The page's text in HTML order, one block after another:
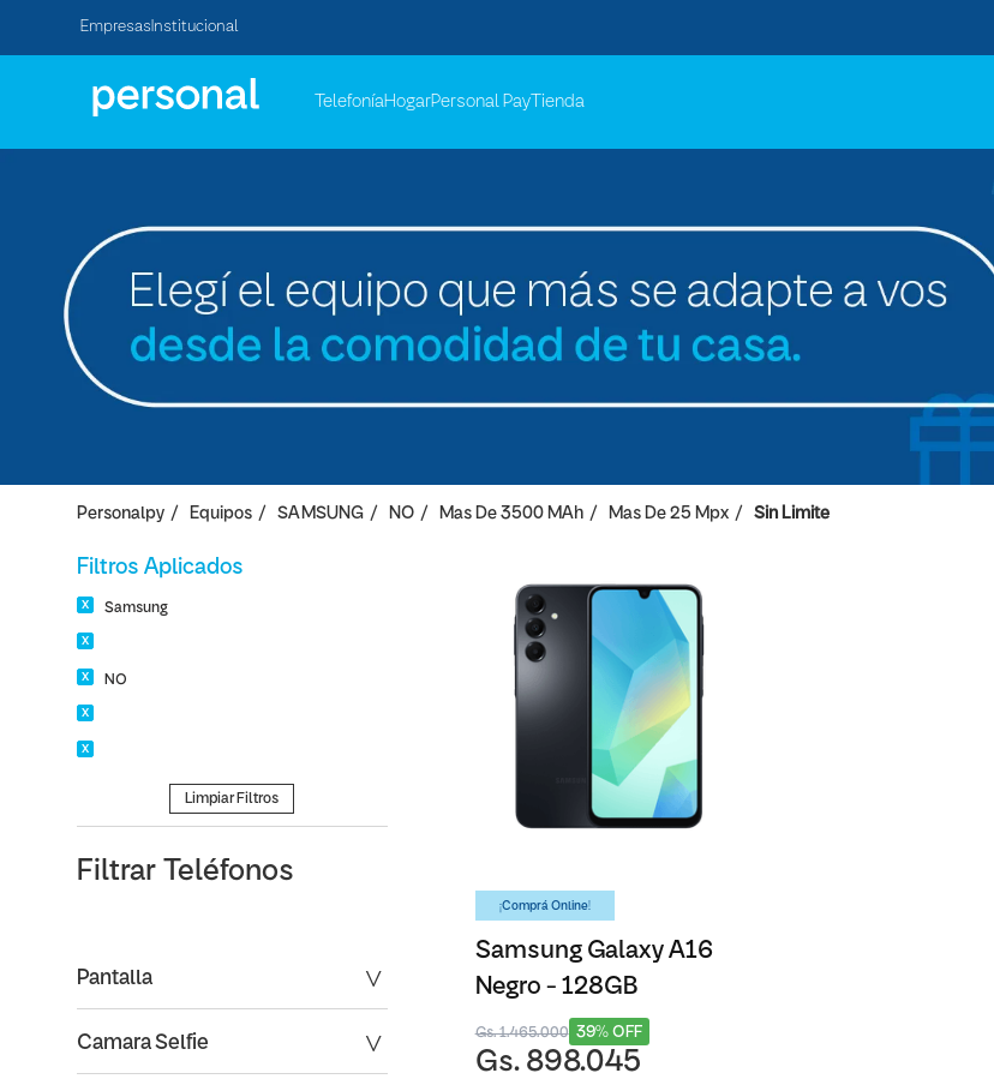
Empresas Institucional
TelefoníaHogarPersonal Pay Tienda
Personalpy Equipos SAMSUNG NO Mas De 3500 MAh Mas De 25 Mpx Sin Limite
Filtros Aplicados
Samsung
NO
Limpiar Filtros
Filtrar Teléfonos
Pantalla
Camara Selfie
¡Comprá Online!
Samsung Galaxy A16
Negro - 128GB
39% OFF
Gs. 1.465.000
Gs. 898.045